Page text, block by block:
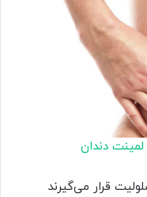
دندان
قرار می‌گیرند